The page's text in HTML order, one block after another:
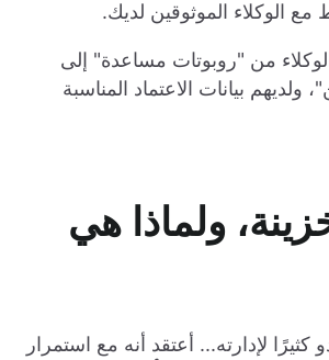
الوكلاء الموثوقين لديك.
من "روبوتات مساعدة" إلى
بيانات الاعتماد المناسبة
ولماذا هي
كثيرًا لإدارته... أعتقد أنه مع استمرار